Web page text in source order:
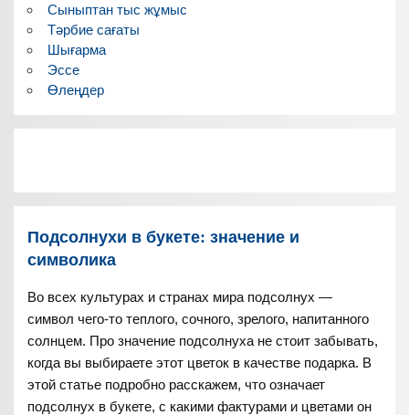
Сыныптан тыс жұмыс
Тәрбие сағаты
Шығарма
Эссе
Өлеңдер
Подсолнухи в букете: значение и
символика
Во всех культурах и странах мира подсолнух —
символ чего-то теплого, сочного, зрелого, напитанного
солнцем. Про значение подсолнуха не стоит забывать,
когда вы выбираете этот цветок в качестве подарка. В
этой статье подробно расскажем, что означает
подсолнух в букете, с какими фактурами и цветами он